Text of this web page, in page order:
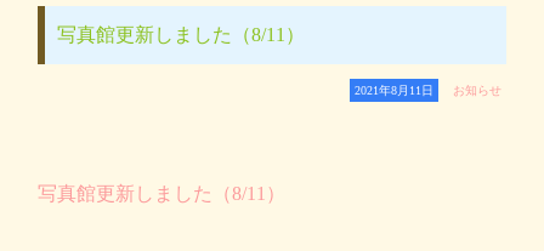
写真館更新しました（8/11）
2021年8月11日 お知らせ
写真館更新しました（8/11）